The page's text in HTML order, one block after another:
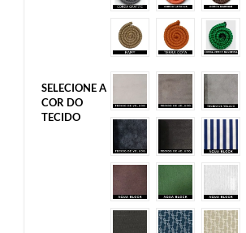
SELECIONE A
COR DO
TECIDO